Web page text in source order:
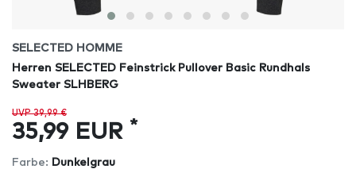
SELECTED HOMME
Herren SELECTED Feinstrick Pullover Basic Rundhals
Sweater SLHBERG
UVP 39,99 €
35,99 EUR *
Farbe: Dunkelgrau